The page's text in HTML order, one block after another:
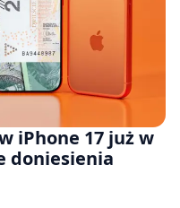
iPhone 17 już w
doniesienia